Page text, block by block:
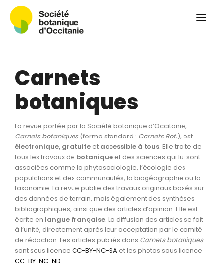
Colloque
Convergences botaniques
Herbier PCPR
Ressources
Actualités et calendrier
Contact
Carnets
botaniques
La revue portée par la Société botanique d’Occitanie,
Carnets botaniques (forme standard : Carnets Bot.), est
électronique, gratuite et accessible à tous. Elle traite de
tous les travaux de botanique et des sciences qui lui sont
associées comme la phytosociologie, l’écologie des
populations et des communautés, la biogéographie ou la
taxonomie. La revue publie des travaux originaux basés sur
des données de terrain, mais également des synthèses
bibliographiques, ainsi que des articles d’opinion. Elle est
écrite en langue française. La diffusion des articles se fait
à l’unité, directement après leur acceptation par le comité
de rédaction. Les articles publiés dans Carnets botaniques
sont sous licence CC-BY-NC-SA et les photos sous licence
CC-BY-NC-ND.